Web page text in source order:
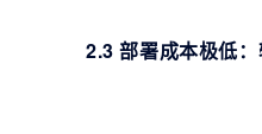
2.3 部署成本极低